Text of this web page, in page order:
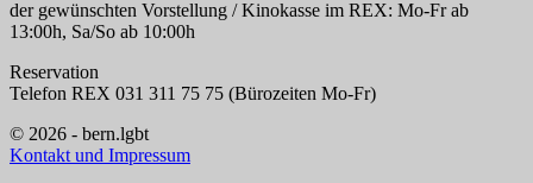
der gewünschten Vorstellung / Kinokasse im REX: Mo-Fr ab
13:00h, Sa/So ab 10:00h
Reservation
Telefon REX 031 311 75 75 (Bürozeiten Mo-Fr)
© 2026 - bern.lgbt
Kontakt und Impressum